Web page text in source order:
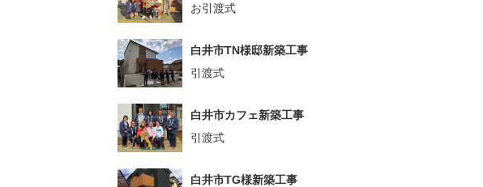
お引渡式
白井市TN様邸新築工事
引渡式
白井市カフェ新築工事
引渡式
白井市TG様新築工事